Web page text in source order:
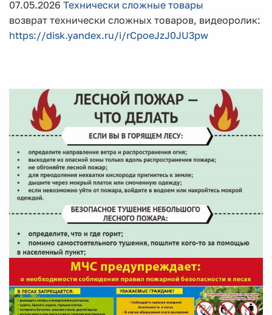
07.05.2026 Технически сложные товары
возврат технически сложных товаров, видеоролик:
https://disk.yandex.ru/i/rCpoeJzJ0JU3pw